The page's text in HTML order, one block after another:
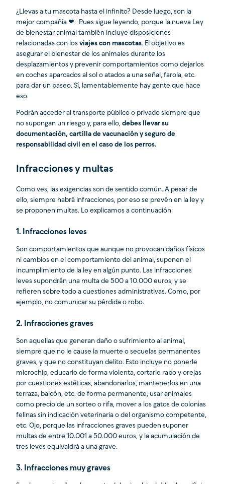
¿Llevas a tu mascota hasta el infinito? Desde luego, son la
mejor compañía ❤. Pues sigue leyendo, porque la nueva Ley
de bienestar animal también incluye disposiciones
relacionadas con los viajes con mascotas. El objetivo es
asegurar el bienestar de los animales durante los
desplazamientos y prevenir comportamientos como dejarlos
en coches aparcados al sol o atados a una señal, farola, etc.
para dar un paseo. Sí, lamentablemente hay gente que hace
eso.
Podrán acceder al transporte público o privado siempre que
no supongan un riesgo y, para ello, debes llevar su
documentación, cartilla de vacunación y seguro de
responsabilidad civil en el caso de los perros.
Infracciones y multas
Como ves, las exigencias son de sentido común. A pesar de
ello, siempre habrá infracciones, por eso se prevén en la ley y
se proponen multas. Lo explicamos a continuación:
1. Infracciones leves
Son comportamientos que aunque no provocan daños físicos
ni cambios en el comportamiento del animal, suponen el
incumplimiento de la ley en algún punto. Las infracciones
leves supondrán una multa de 500 a 10.000 euros, y se
refieren sobre todo a cuestiones administrativas. Como, por
ejemplo, no comunicar su pérdida o robo.
2. Infracciones graves
Son aquellas que generan daño o sufrimiento al animal,
siempre que no le cause la muerte o secuelas permanentes
graves, y que no constituyan delito. Esto incluye no ponerle
microchip, educarlo de forma violenta, cortarle rabo y orejas
por cuestiones estéticas, abandonarlos, mantenerlos en una
terraza, balcón, etc. de forma permanente, usar animales
como precio de un sorteo o rifa, mover a los gatos de colonias
felinas sin indicación veterinaria o del organismo competente,
etc. Ojo, porque las infracciones graves pueden suponer
multas de entre 10.001 a 50.000 euros, y la acumulación de
tres leves equivaldrá a una grave.
3. Infracciones muy graves